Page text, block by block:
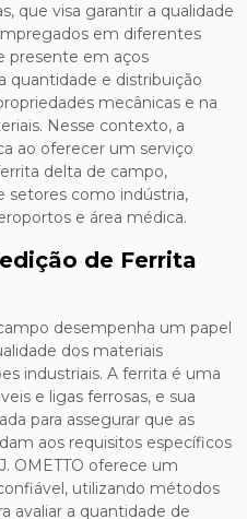
que visa garantir a qualidade
em diferentes
presente em aços
quantidade e distribuição
mecânicas e na
Nesse contexto, a
ao oferecer um serviço
delta de campo,
setores como indústria,
e área médica.
de Ferrita
desempenha um papel
dos materiais
industriais. A ferrita é uma
e ligas ferrosas, e sua
para assegurar que as
aos requisitos específicos
OMETTO oferece um
utilizando métodos
avaliar a quantidade de